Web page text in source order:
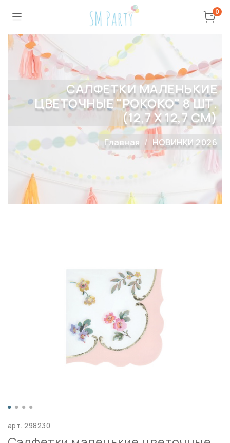
0
САЛФЕТКИ МАЛЕНЬКИЕ
ЦВЕТОЧНЫЕ "РОКОКО" 8 ШТ.
(12,7 X 12,7 СМ)
Главная НОВИНКИ 2026
арт.298230